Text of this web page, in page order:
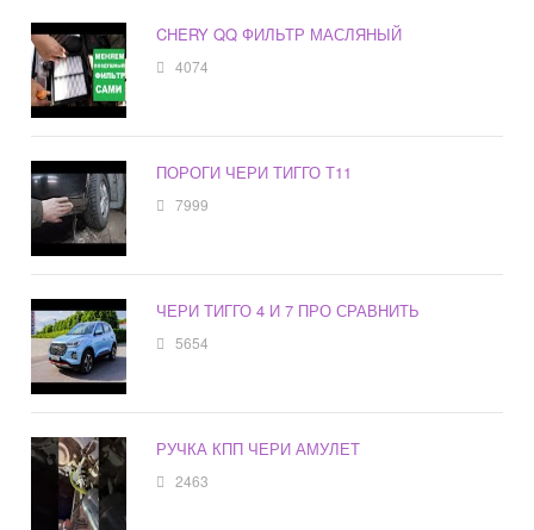
CHERY QQ ФИЛЬТР МАСЛЯНЫЙ
4074
ПОРОГИ ЧЕРИ ТИГГО Т11
7999
ЧЕРИ ТИГГО 4 И 7 ПРО СРАВНИТЬ
5654
РУЧКА КПП ЧЕРИ АМУЛЕТ
2463